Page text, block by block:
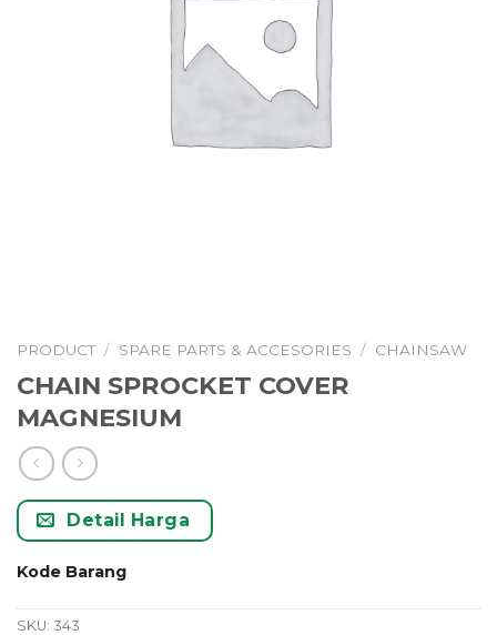
PRODUCT / SPARE PARTS & ACCESORIES / CHAINSAW
CHAIN SPROCKET COVER
MAGNESIUM
Detail Harga
Kode Barang
SKU: 343